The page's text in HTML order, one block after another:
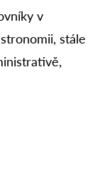
v
stále